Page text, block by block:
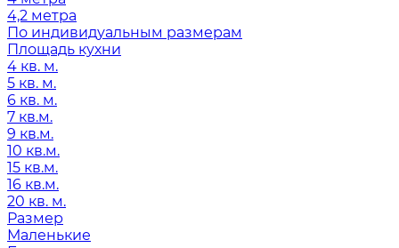
4,2 метра
По индивидуальным размерам
Площадь кухни
4 кв. м.
5 кв. м.
6 кв. м.
7 кв.м.
9 кв.м.
10 кв.м.
15 кв.м.
16 кв.м.
20 кв. м.
Размер
Маленькие